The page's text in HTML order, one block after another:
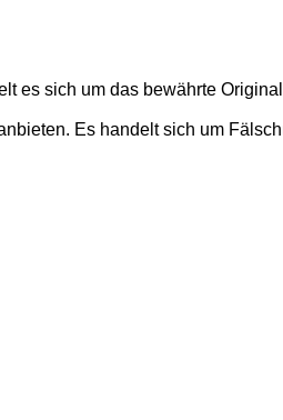
es sich um das bewährte
Es handelt sich um